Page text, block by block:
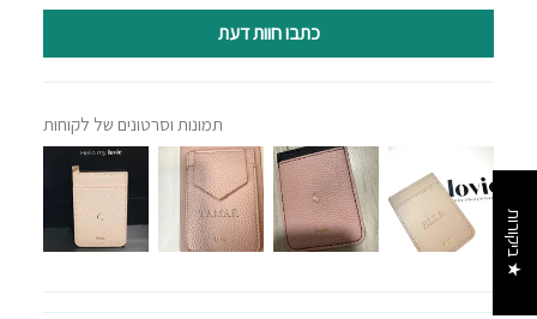
כתבו חוות דעת
תמונות וסרטונים של לקוחות
★ ביקורות